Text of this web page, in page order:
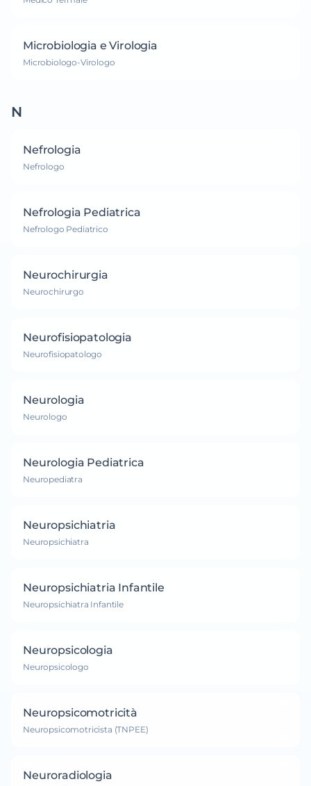
Microbiologia e Virologia
Microbiologo-Virologo
N
Nefrologia
Nefrologo
Nefrologia Pediatrica
Nefrologo Pediatrico
Neurochirurgia
Neurochirurgo
Neurofisiopatologia
Neurofisiopatologo
Neurologia
Neurologo
Neurologia Pediatrica
Neuropediatra
Neuropsichiatria
Neuropsichiatra
Neuropsichiatria Infantile
Neuropsichiatra Infantile
Neuropsicologia
Neuropsicologo
Neuropsicomotricità
Neuropsicomotricista (TNPEE)
Neuroradiologia